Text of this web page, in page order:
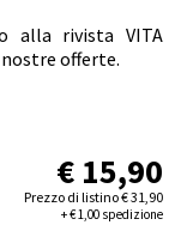
alla rivista VITA
nostre offerte.
€ 15,90
Prezzo di listino€31,90
+€1,00 spedizione